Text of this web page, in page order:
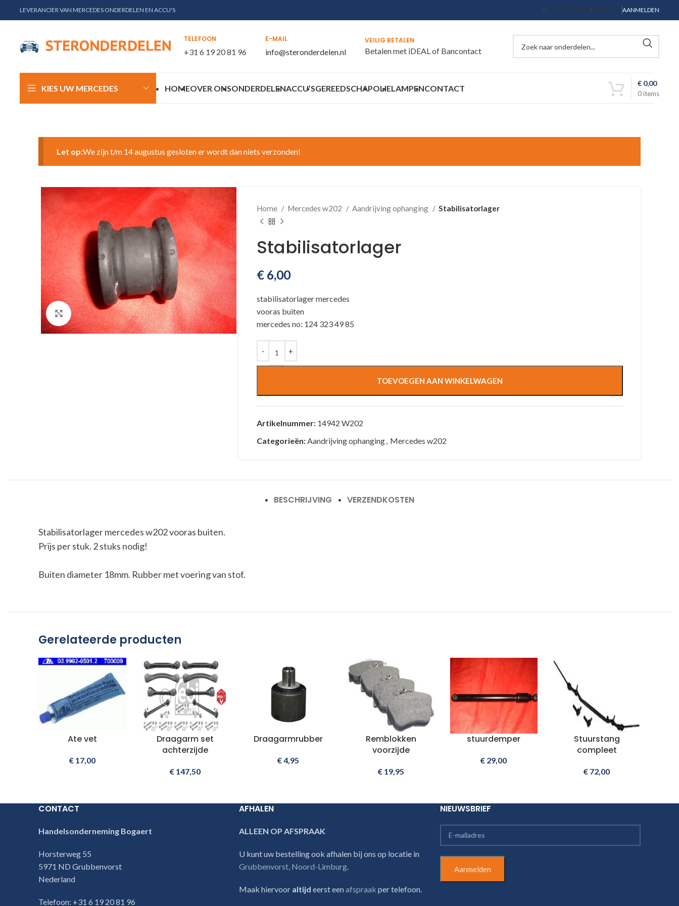
LEVERANCIER VAN MERCEDES ONDERDELEN EN ACCU'S VOORWAARDENPRIVACYAANMELDEN
TELEFOON
+31 6 19 20 81 96
E-MAIL
info@steronderdelen.nl
VEILIG BETALEN
Betalen met iDEAL of Bancontact
KIES UW MERCEDES HOMEOVER ONSONDERDELENACCU’SGEREEDSCHAPOLIELAMPENCONTACT
0items
€ 0,00
Let op:We zijn t/m 14 augustus gesloten er wordt dan niets verzonden!
Klik voor vergroting
Home Mercedes w202 Aandrijving ophanging Stabilisatorlager
Stabilisatorlager
€ 6,00
stabilisatorlager mercedes
vooras buiten
mercedes no: 124 323 49 85
TOEVOEGEN AAN WINKELWAGEN
Artikelnummer: 14942 W202
Categorieën: Aandrijving ophanging Mercedes w202
BESCHRIJVING VERZENDKOSTEN
Stabilisatorlager mercedes w202 vooras buiten.
Prijs per stuk. 2 stuks nodig!
Buiten diameter 18mm. Rubber met voering van stof.
Gerelateerde producten
Ate vet
€17,00
Draagarm set
achterzijde
€147,50
Draagarmrubber
€4,95
Remblokken
voorzijde
€19,95
stuurdemper
€ 29,00
Stuurstang
compleet
€ 72,00
CONTACT
Handelsonderneming Bogaert
Horsterweg 55
5971 ND Grubbenvorst
Nederland
Telefoon: +31 6 19 20 81 96
AFHALEN
ALLEEN OP AFSPRAAK
U kunt uw bestelling ook afhalen bij ons op locatie in
Grubbenvorst, Noord-Limburg
Maak hiervoor altijd eerst eenafspraak per telefoon.
NIEUWSBRIEF